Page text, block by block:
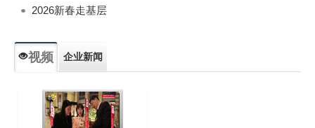
2026新春走基层
视频 企业新闻